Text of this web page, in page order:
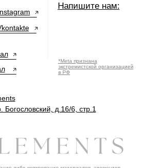
Богословский, д.16/6, стр.1
*Meta признана
экстремистской организацией
в РФ
Напишите нам: